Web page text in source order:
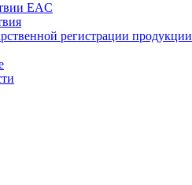
EAC
регистрации продукции